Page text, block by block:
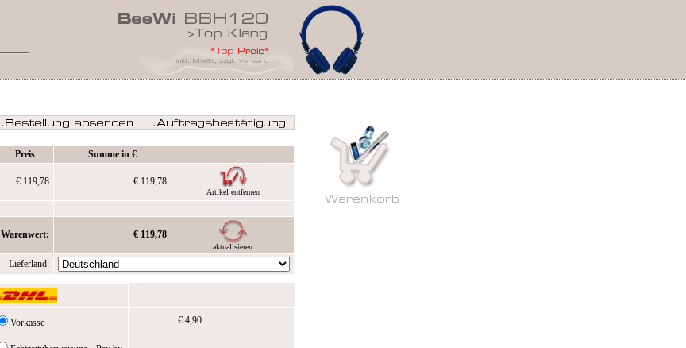
Preis
Summe in €
€ 119,78 € 119,78
Artikel entfernen
Warenwert: € 119,78
aktualisieren
Lieferland:
Vorkasse € 4,90